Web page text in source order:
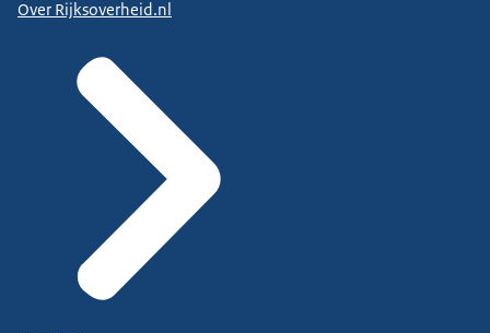
Over Rijksoverheid.nl